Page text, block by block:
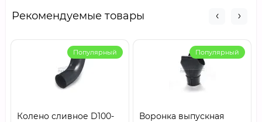
Рекомендуемые товары
Популярный
Колено сливное D100-
Популярный
Воронка выпускная